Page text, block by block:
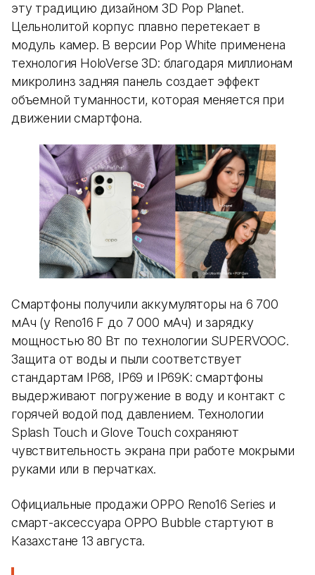
эту традицию дизайном 3D Pop Planet.
Цельнолитой корпус плавно перетекает в
модуль камер. В версии Pop White применена
технология HoloVerse 3D: благодаря миллионам
микролинз задняя панель создает эффект
объемной туманности, которая меняется при
движении смартфона.
Смартфоны получили аккумуляторы на 6 700
мАч (у Reno16 F до 7 000 мАч) и зарядку
мощностью 80 Вт по технологии SUPERVOOC.
Защита от воды и пыли соответствует
стандартам IP68, IP69 и IP69K: смартфоны
выдерживают погружение в воду и контакт с
горячей водой под давлением. Технологии
Splash Touch и Glove Touch сохраняют
чувствительность экрана при работе мокрыми
руками или в перчатках.
Официальные продажи OPPO Reno16 Series и
смарт-аксессуара OPPO Bubble стартуют в
Казахстане 13 августа.